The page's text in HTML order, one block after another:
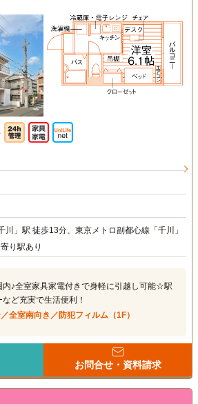
川」駅 徒歩13分、東京メトロ副都心線「千川」
り駅あり
内♪全室家具家電付きで身軽に引越し可能☆駅
ど充実で生活便利！
全室南向き／防犯フィルム（1F）
お問合せ・資料請求